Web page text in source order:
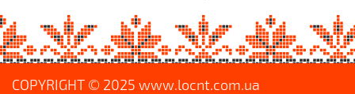
COPYRIGHT © 2025 www.locnt.com.ua